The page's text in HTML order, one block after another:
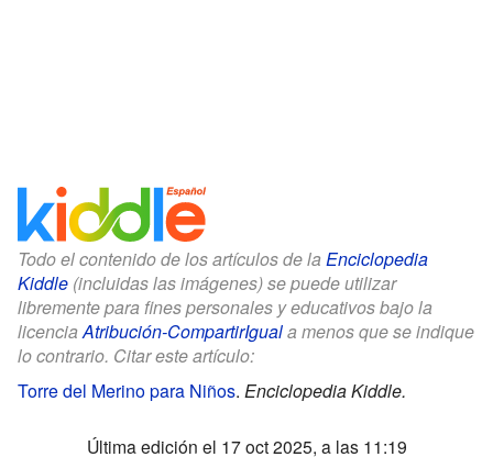
Todo el contenido de los artículos de la Enciclopedia
Kiddle (incluidas las imágenes) se puede utilizar
libremente para fines personales y educativos bajo la
licenciaAtribución-CompartirIguala menos que se indique
lo contrario. Citar este artículo:
Torre del Merino para Niños. Enciclopedia Kiddle.
Última edición el 17 oct 2025, a las 11:19